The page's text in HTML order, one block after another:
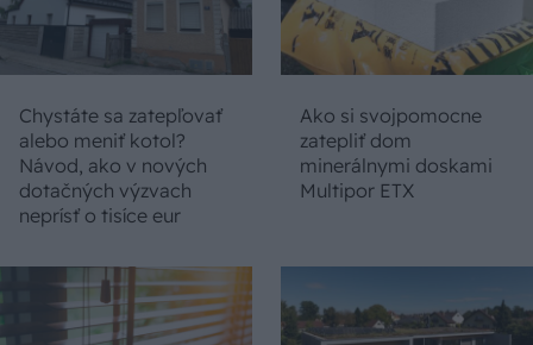
Chystáte sa zatepľovať
alebo meniť kotol?
Návod, ako v nových
dotačných výzvach
neprísť o tisíce eur
Ako si svojpomocne
zatepliť dom
minerálnymi doskami
Multipor ETX